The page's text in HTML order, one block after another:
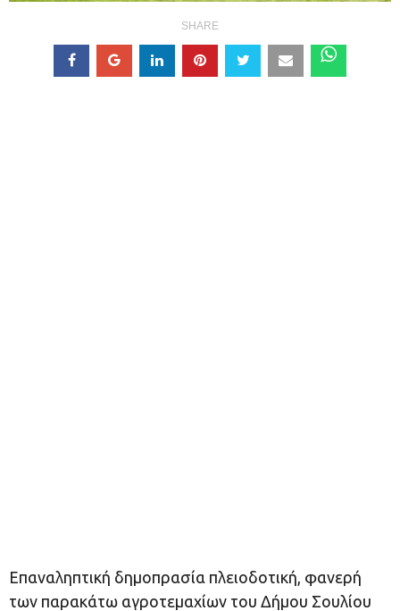
SHARE
Επαναληπτική δημοπρασία πλειοδοτική, φανερή
των παρακάτω αγροτεμαχίων του Δήμου Σουλίου